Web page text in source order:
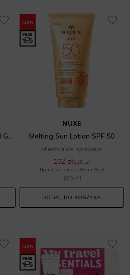
Sun Huile Solaire Or Sun Oil Gold SPF 50
-15%
NUXE
Melting Sun Lotion SPF 50
Mleczka do opalania
102 zł120 zł
Najniższa cena z 30 dni: 96 zł
150 ml
DODAJ DO KOSZYKA
-15%